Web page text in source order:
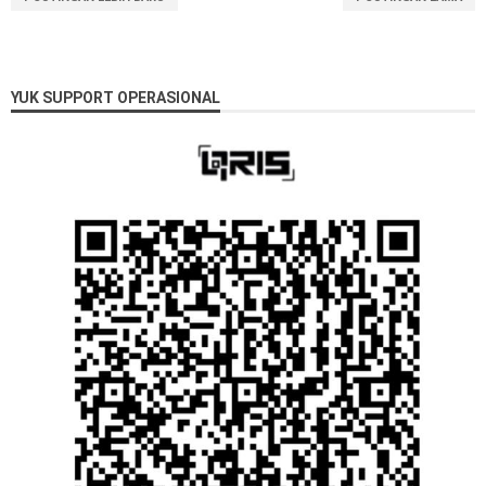
YUK SUPPORT OPERASIONAL